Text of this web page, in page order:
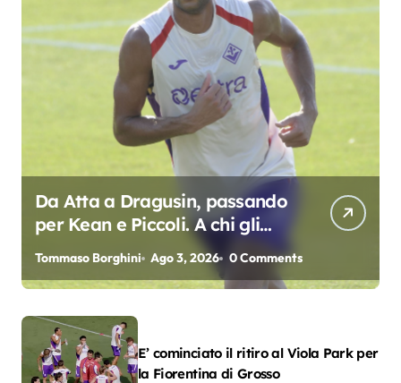
Da Atta a Dragusin, passando
per Kean e Piccoli. A chi gli
oscar del precampionato?
Tommaso Borghini Ago 3, 2026 0 Comments
E’ cominciato il ritiro al Viola Park per
la Fiorentina di Grosso